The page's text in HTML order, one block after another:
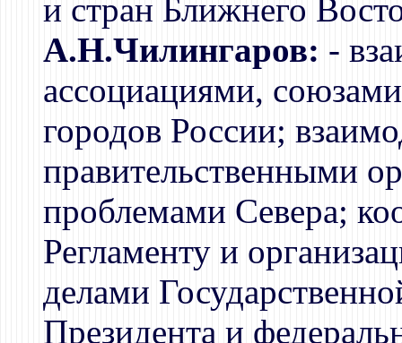
и стран Ближнего
А.Н.Чилингаров: -
ассоциациями,
городов России;
правительственными
проблемами Севера;
Регламенту и
делами
Президента и